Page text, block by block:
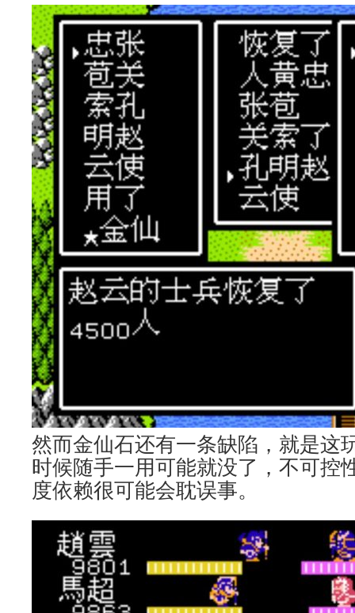
然而金仙石还有一条缺陷，就是这
时候随手一用可能就没了，不可控
度依赖很可能会耽误事。